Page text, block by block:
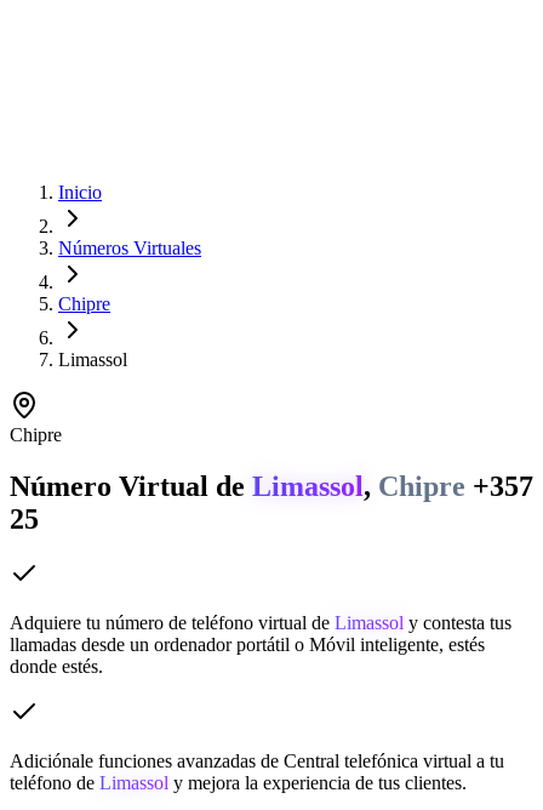
Inicio
Números Virtuales
Chipre
Limassol
Chipre
Número Virtual de Limassol, Chipre +357
25
Adquiere tu número de teléfono virtual de Limassol y contesta tus
llamadas desde un ordenador portátil o Móvil inteligente, estés
donde estés.
Adiciónale funciones avanzadas de Central telefónica virtual a tu
teléfono de Limassol y mejora la experiencia de tus clientes.